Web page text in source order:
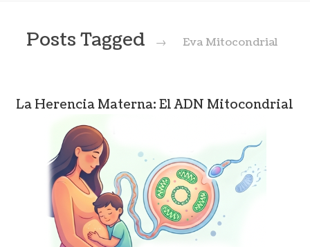
Posts Tagged → Eva Mitocondrial
La Herencia Materna: El ADN Mitocondrial